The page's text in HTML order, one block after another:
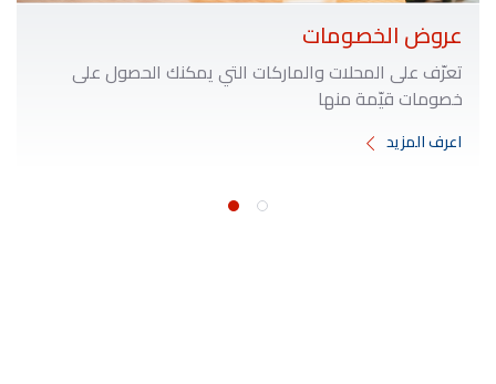
عروض الخصومات
تعرّف على المحلات والماركات التي يمكنك الحصول على
خصومات قيّمة منها
اعرف المزيد